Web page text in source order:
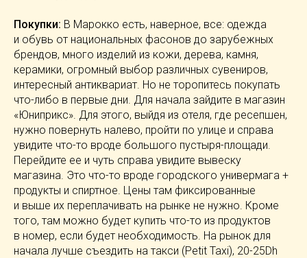
Покупки: В Марокко есть, наверное, все: одежда
и обувь от национальных фасонов до зарубежных
брендов, много изделий из кожи, дерева, камня,
керамики, огромный выбор различных сувениров,
интересный антиквариат. Но не торопитесь покупать
что-либо в первые дни. Для начала зайдите в магазин
«Юниприкс». Для этого, выйдя из отеля, где ресепшен,
нужно повернуть налево, пройти по улице и справа
увидите что-то вроде большого пустыря-площади.
Перейдите ее и чуть справа увидите вывеску
магазина. Это что-то вроде городского универмага +
продукты и спиртное. Цены там фиксированные
и выше их переплачивать на рынке не нужно. Кроме
того, там можно будет купить что-то из продуктов
в номер, если будет необходимость. На рынок для
начала лучше съездить на такси (Petit Taxi), 20-25Dh